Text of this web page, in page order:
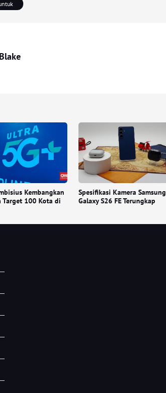
Kembangkan
Target 100 Kota di
Spesifikasi Kamera Samsung
Galaxy S26 FE Terungkap